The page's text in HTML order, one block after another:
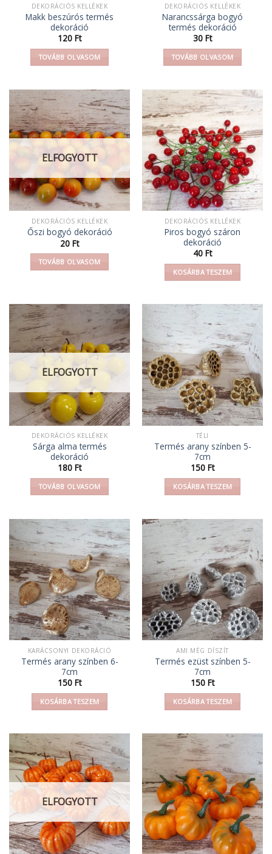
DEKORÁCIÓS KELLÉKEK
Makk beszúrós termés
dekoráció
120 Ft
TOVÁBB OLVASOM
DEKORÁCIÓS KELLÉKEK
Narancssárga bogyó
termés dekoráció
30 Ft
TOVÁBB OLVASOM
ELFOGYOTT
DEKORÁCIÓS KELLÉKEK
Őszi bogyó dekoráció
20 Ft
TOVÁBB OLVASOM
DEKORÁCIÓS KELLÉKEK
Piros bogyó száron
dekoráció
40 Ft
KOSÁRBA TESZEM
ELFOGYOTT
DEKORÁCIÓS KELLÉKEK
Sárga alma termés
dekoráció
180 Ft
TOVÁBB OLVASOM
TÉLI
Termés arany színben 5-
7cm
150 Ft
KOSÁRBA TESZEM
KARÁCSONYI DEKORÁCIÓ
Termés arany színben 6-
7cm
150 Ft
KOSÁRBA TESZEM
AMI MÉG DÍSZÍT
Termés ezüst színben 5-
7cm
150 Ft
KOSÁRBA TESZEM
ELFOGYOTT